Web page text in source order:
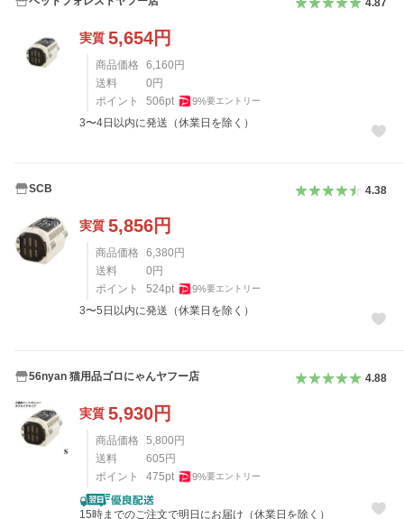
4.87
実質 5,654円
商品価格 6,160 円
送料
0 円
ポイント
506pt 9%要エントリー
3〜4日以内に発送（休業日を除く）
SCB 4.38
実質 5,856円
商品価格 6,380 円
送料
0 円
ポイント
524pt 9%要エントリー
3〜5日以内に発送（休業日を除く）
56nyan 猫用品ゴロにゃんヤフー店 4.88
実質 5,930円
商品価格 5,800 円
送料
605 円
ポイント
475pt 9%要エントリー
15時までのご注文で明日にお届け（休業日を除く）